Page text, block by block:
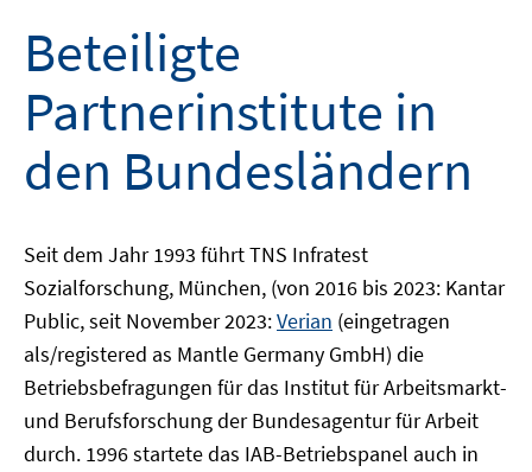
Beteiligte
Partnerinstitute in
den Bundesländern
Seit dem Jahr 1993 führt TNS Infratest
Sozialforschung, München, (von 2016 bis 2023: Kantar
Public, seit November 2023:Verian (eingetragen
als/registered as Mantle Germany GmbH) die
Betriebsbefragungen für das Institut für Arbeitsmarkt-
und Berufsforschung der Bundesagentur für Arbeit
durch. 1996 startete das IAB-Betriebspanel auch in